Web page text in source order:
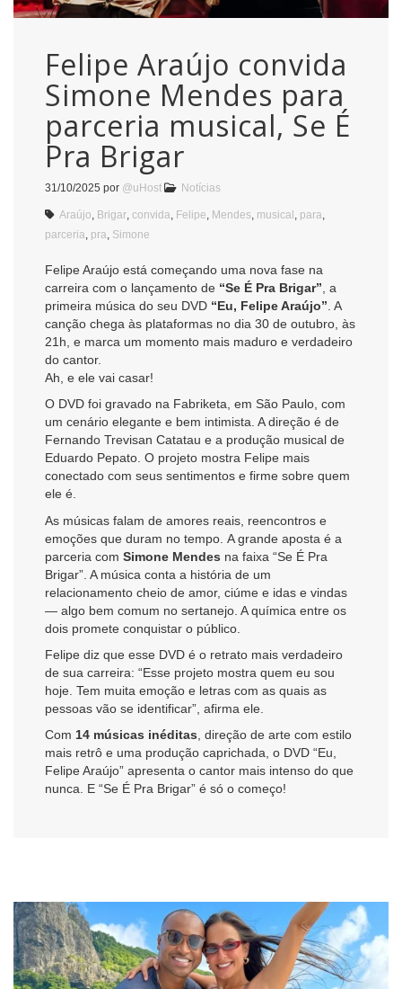
Felipe Araújo convida
Simone Mendes para
parceria musical, Se É
Pra Brigar
31/10/2025 por @uHost Notícias
Araújo Brigar convida Felipe Mendes musical para
parceria pra Simone
Felipe Araújo está começando uma nova fase na
carreira com o lançamento de “Se É Pra Brigar” , a
primeira música do seu DVD “Eu, Felipe Araújo” . A
canção chega às plataformas no dia 30 de outubro, às
21h, e marca um momento mais maduro e verdadeiro
do cantor.
Ah, e ele vai casar!
O DVD foi gravado na Fabriketa, em São Paulo, com
um cenário elegante e bem intimista. A direção é de
Fernando Trevisan Catatau e a produção musical de
Eduardo Pepato. O projeto mostra Felipe mais
conectado com seus sentimentos e firme sobre quem
ele é.
As músicas falam de amores reais, reencontros e
emoções que duram no tempo. A grande aposta é a
parceria com Simone Mendes na faixa “Se É Pra
Brigar”. A música conta a história de um
relacionamento cheio de amor, ciúme e idas e vindas
— algo bem comum no sertanejo. A química entre os
dois promete conquistar o público.
Felipe diz que esse DVD é o retrato mais verdadeiro
de sua carreira: “Esse projeto mostra quem eu sou
hoje. Tem muita emoção e letras com as quais as
pessoas vão se identificar”, afirma ele.
Com 14 músicas inéditas, direção de arte com estilo
mais retrô e uma produção caprichada, o DVD “Eu,
Felipe Araújo” apresenta o cantor mais intenso do que
nunca. E “Se É Pra Brigar” é só o começo!